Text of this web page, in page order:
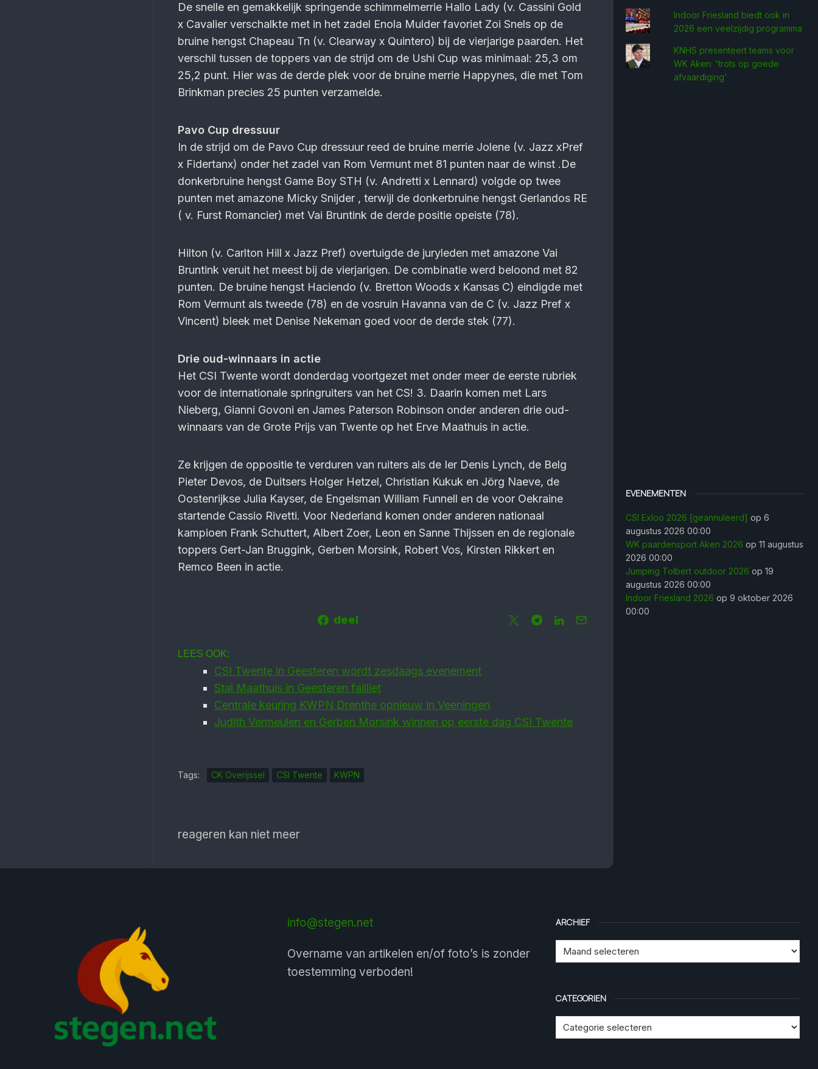
De snelle en gemakkelijk springende schimmelmerrie Hallo Lady (v. Cassini Gold
x Cavalier verschalkte met in het zadel Enola Mulder favoriet Zoi Snels op de
bruine hengst Chapeau Tn (v. Clearway x Quintero) bij de vierjarige paarden. Het
verschil tussen de toppers van de strijd om de Ushi Cup was minimaal: 25,3 om
25,2 punt. Hier was de derde plek voor de bruine merrie Happynes, die met Tom
Brinkman precies 25 punten verzamelde.
Pavo Cup dressuur
In de strijd om de Pavo Cup dressuur reed de bruine merrie Jolene (v. Jazz xPref
x Fidertanx) onder het zadel van Rom Vermunt met 81 punten naar de winst .De
donkerbruine hengst Game Boy STH (v. Andretti x Lennard) volgde op twee
punten met amazone Micky Snijder , terwijl de donkerbruine hengst Gerlandos RE
( v. Furst Romancier) met Vai Bruntink de derde positie opeiste (78).
Hilton (v. Carlton Hill x Jazz Pref) overtuigde de juryleden met amazone Vai
Bruntink veruit het meest bij de vierjarigen. De combinatie werd beloond met 82
punten. De bruine hengst Haciendo (v. Bretton Woods x Kansas C) eindigde met
Rom Vermunt als tweede (78) en de vosruin Havanna van de C (v. Jazz Pref x
Vincent) bleek met Denise Nekeman goed voor de derde stek (77).
Drie oud-winnaars in actie
Het CSI Twente wordt donderdag voortgezet met onder meer de eerste rubriek
voor de internationale springruiters van het CS! 3. Daarin komen met Lars
Nieberg, Gianni Govoni en James Paterson Robinson onder anderen drie oud-
winnaars van de Grote Prijs van Twente op het Erve Maathuis in actie.
Ze krijgen de oppositie te verduren van ruiters als de Ier Denis Lynch, de Belg
Pieter Devos, de Duitsers Holger Hetzel, Christian Kukuk en Jörg Naeve, de
Oostenrijkse Julia Kayser, de Engelsman William Funnell en de voor Oekraine
startende Cassio Rivetti. Voor Nederland komen onder anderen nationaal
kampioen Frank Schuttert, Albert Zoer, Leon en Sanne Thijssen en de regionale
toppers Gert-Jan Bruggink, Gerben Morsink, Robert Vos, Kirsten Rikkert en
Remco Been in actie.
deel
LEES OOK:
CSI Twente in Geesteren wordt zesdaags evenement
Stal Maathuis in Geesteren failliet
Centrale keuring KWPN Drenthe opnieuw in Veeningen
Judith Vermeulen en Gerben Morsink winnen op eerste dag CSI Twente
Tags: CK Overijssel CSI Twente KWPN
reageren kan niet meer
Indoor Friesland biedt ook in
2026 een veelzijdig programma
KNHS presenteert teams voor
WK Aken: 'trots op goede
afvaardiging'
EVENEMENTEN
CSI Exloo 2026 [geannuleerd] op 6
augustus 2026 00:00
WK paardensport Aken 2026 op 11 augustus
2026 00:00
Jumping Tolbert outdoor 2026 op 19
augustus 2026 00:00
Indoor Friesland 2026 op 9 oktober 2026
00:00
info@stegen.net
Overname van artikelen en/of foto’s is zonder
toestemming verboden!
ARCHIEF
CATEGORIEN